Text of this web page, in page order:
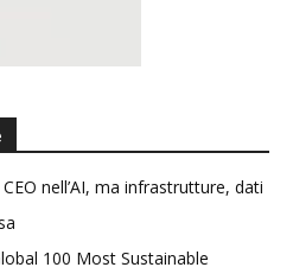
nell’AI, ma infrastrutture, dati
100 Most Sustainable